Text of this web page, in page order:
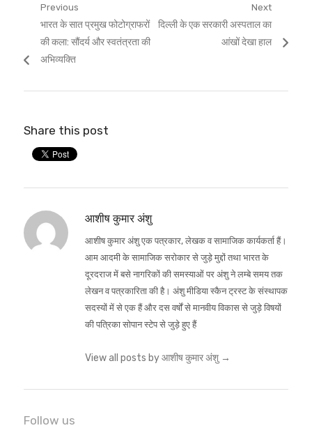
Post
navigation
Previous
Previous
post:
भारत के सात प्रमुख फोटोग्राफरों
की कला: सौंदर्य और स्वतंत्रता की
अभिव्यक्ति
Next
Next
दिल्ली के एक सरकारी अस्पताल का
आंखों देखा हाल
Share this post
आशीष कुमार अंशु
आशीष कुमार अंशु एक पत्रकार, लेखक व सामाजिक कार्यकर्ता हैं।
आम आदमी के सामाजिक सरोकार से जुड़े मुद्दों तथा भारत के
दूरदराज में बसे नागरिकों की समस्याओं पर अंशु ने लम्बे समय तक
लेखन व पत्रकारिता की है। अंशु मीडिया स्कैन ट्रस्ट के संस्थापक
सदस्यों में से एक हैं और दस वर्षों से मानवीय विकास से जुड़े विषयों
की पत्रिका सोपान स्टेप से जुड़े हुए हैं
View all posts by आशीष कुमार अंशु →
Follow us